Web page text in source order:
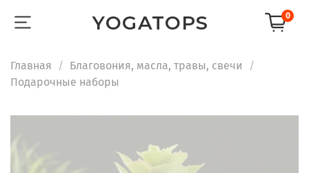
YOGATOPS 0
Главная
Благовония, масла, травы, свечи
Подарочные наборы